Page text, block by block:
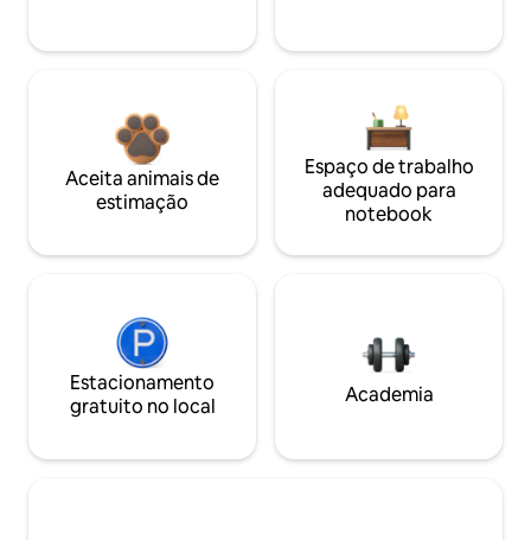
Aceita animais de
estimação
Espaço de trabalho
adequado para
notebook
Estacionamento
gratuito no local
Academia